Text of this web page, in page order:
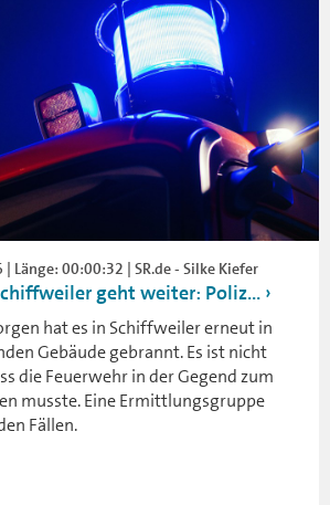
Länge: 00:00:32 | SR.de - Silke Kiefer
geht weiter: Poliz...
hat es in Schiffweiler erneut in
Gebäude gebrannt. Es ist nicht
die Feuerwehr in der Gegend zum
musste. Eine Ermittlungsgruppe
Fällen.